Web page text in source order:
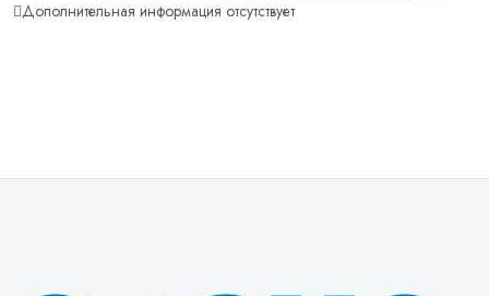
Дополнительная информация отсутствует